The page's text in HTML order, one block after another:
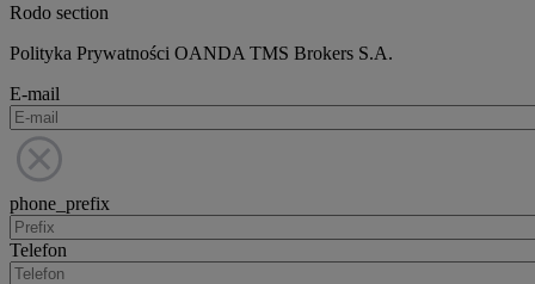
Rodo section
Polityka Prywatności OANDA TMS Brokers S.A.
E-mail
phone_prefix
Telefon